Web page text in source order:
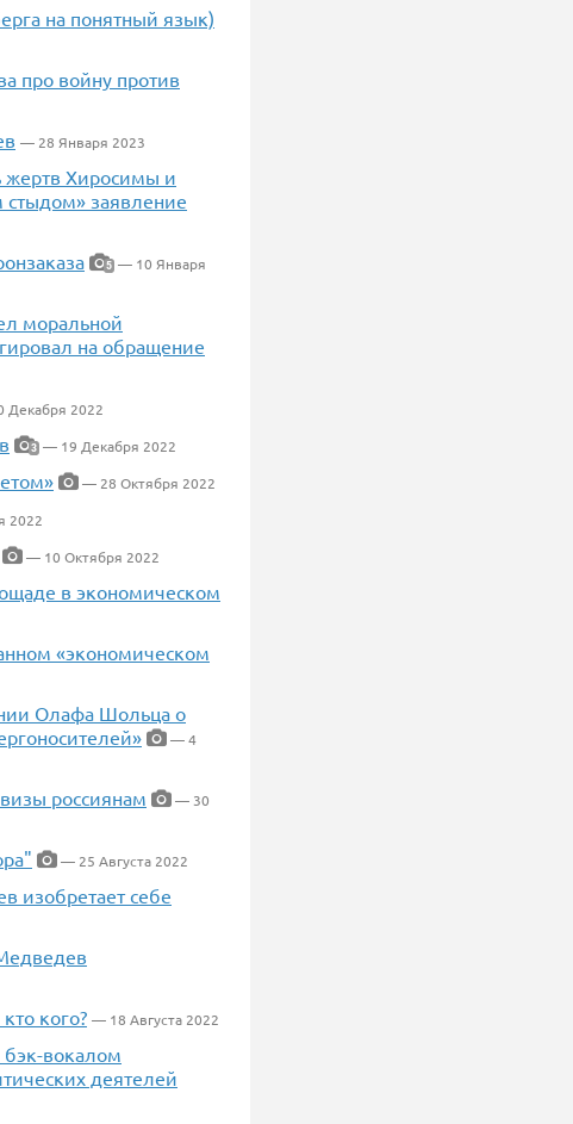
на понятный язык)
про войну против
— 28 Января 2023
жертв Хиросимы и
стыдом» заявление
5 — 10 Января
моральной
на обращение
Декабря 2022
3 — 19 Декабря 2022
— 28 Октября 2022
2022
— 10 Октября 2022
в экономическом
«экономическом
Олафа Шольца о
— 4
россиянам
— 30
— 25 Августа 2022
изобретает себе
кого? — 18 Августа 2022
вокалом
деятелей